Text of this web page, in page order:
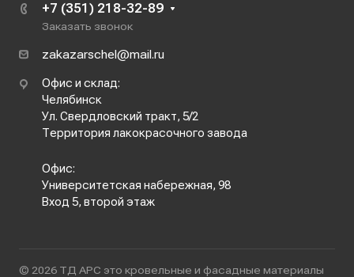
+7 (351) 218-32-89
Заказать звонок
zakazarschel@mail.ru
Офис и склад:
Челябинск
Ул. Свердловский тракт, 5/2
Территория лакокрасочного завода
Офис:
Университетская набережная, 98
Вход 5, второй этаж
© 2026 ТД АРС это кровельные и фасадные материалы